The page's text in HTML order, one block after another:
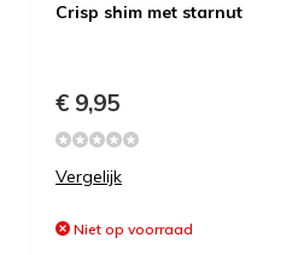
Crisp shim met starnut
€ 9,95
Vergelijk
Niet op voorraad